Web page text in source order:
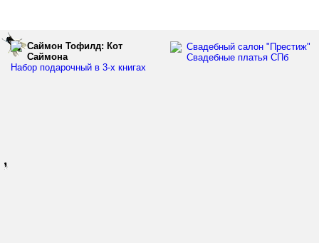
Саймон Тофилд: Кот
Саймона
Набор подарочный в 3-х книгах
Свадебный салон "Престиж"
Свадебные платья СПб